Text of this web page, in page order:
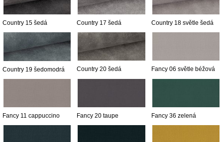
Country 15 šedá Country 17 šedá Country 18 světle šedá
Country 19 šedomodrá Country 20 šedá Fancy 06 světle béžová
Fancy 11 cappuccino Fancy 20 taupe Fancy 36 zelená